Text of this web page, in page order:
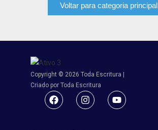
Voltar para categoria principal
Copyright © 2026 Toda Escritura |
Criado por Toda Escritura